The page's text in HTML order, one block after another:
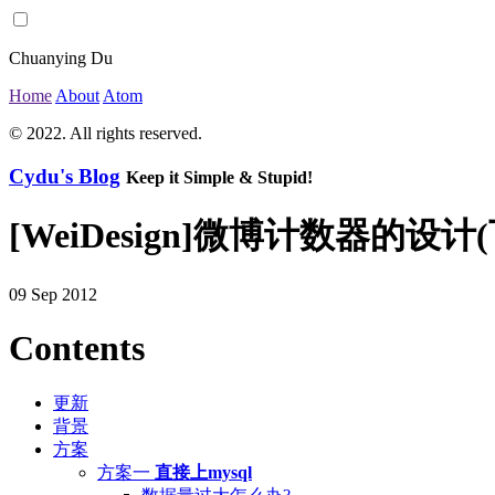
Chuanying Du
Home About Atom
© 2022. All rights reserved.
Cydu's Blog Keep it Simple & Stupid!
[WeiDesign]微博计数器的设计
09 Sep 2012
Contents
更新
背景
方案
方案一 直接上mysql